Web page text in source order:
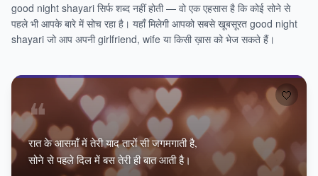
good night shayari सिर्फ शब्द नहीं होती — वो एक एहसास है कि कोई सोने से
पहले भी आपके बारे में सोच रहा है। यहाँ मिलेगी आपको सबसे खूबसूरत good night
shayari जो आप अपनी girlfriend, wife या किसी ख़ास को भेज सकते हैं।
🤍
❝
रात के आसमाँ में तेरी याद तारों सी जगमगाती है,
सोने से पहले दिल में बस तेरी ही बात आती है।